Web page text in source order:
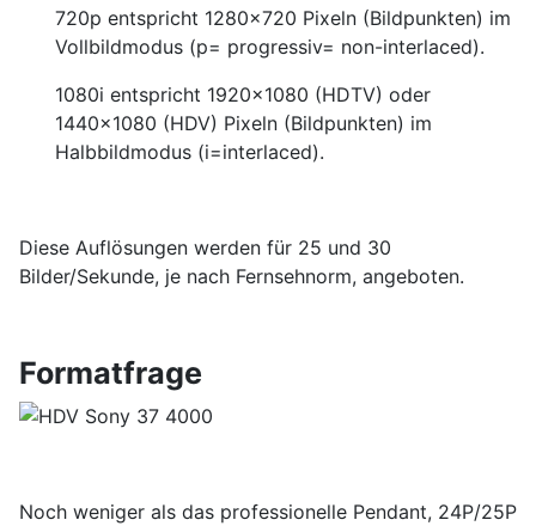
720p entspricht 1280x720 Pixeln (Bildpunkten) im
Vollbildmodus (p= progressiv= non-interlaced).
1080i entspricht 1920x1080 (HDTV) oder
1440x1080 (HDV) Pixeln (Bildpunkten) im
Halbbildmodus (i=interlaced).
Diese Auflösungen werden für 25 und 30
Bilder/Sekunde, je nach Fernsehnorm, angeboten.
Formatfrage
Noch weniger als das professionelle Pendant, 24P/25P